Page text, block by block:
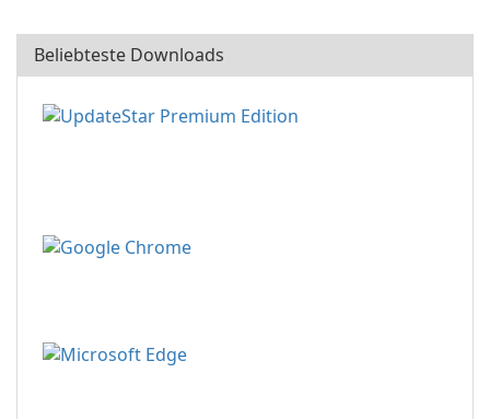
Beliebteste Downloads